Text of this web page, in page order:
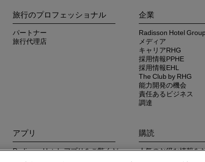
旅行のプロフェッショナル
パートナー
旅行代理店
企業
Radisson Hotel Group
メディア
キャリアRHG
採用情報PPHE
採用情報EHL
The Club by RHG
能力開発の機会
責任あるビジネス
調達
アプリ
Radisson Hotels アプリをご覧くだ
さい
購読
人気のお得な情報を